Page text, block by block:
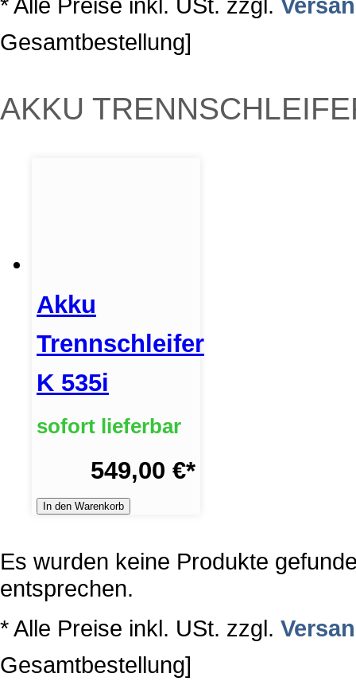
Gesamtbestellung]
AKKU
Akku
Trennschleifer
K 535i
sofort lieferbar
549,00 €*
In den Warenkorb
Es wurden keine Produkte
entsprechen.
* Alle Preise inkl. USt. zzgl.
Gesamtbestellung]